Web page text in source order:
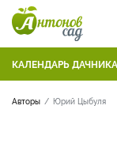
КАЛЕНДАРЬ ДАЧНИКА
Авторы Юрий Цыбуля